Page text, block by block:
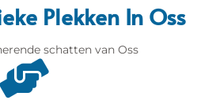
Plekken In Oss
schatten van Oss